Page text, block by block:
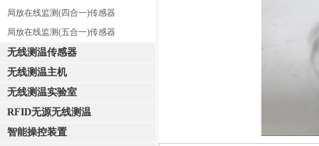
局放在线监测(四合一)传感器
局放在线监测(五合一)传感器
无线测温传感器
无线测温主机
无线测温实验室
RFID无源无线测温
智能操控装置